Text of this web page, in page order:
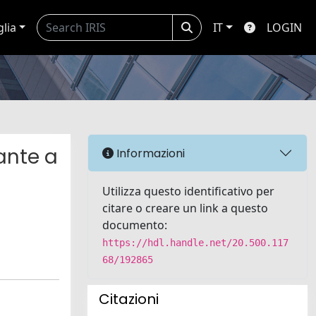
IT LOGIN
a Informazioni
Utilizza questo identificativo per
citare o creare un link a questo
documento:
https://hdl.handle.net/20.500.117
68/192865
Citazioni